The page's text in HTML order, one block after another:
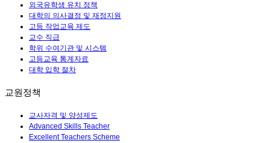
외국유학생 유치 정책
대학의 의사결정 및 재정지원
고등 작업교육 제도
교수 직급
학위 수여기관 및 시스템
고등교육 통계자료
대학 입학 절차
교원정책
교사자격 및 양성제도
Advanced Skills Teacher
Excellent Teachers Scheme